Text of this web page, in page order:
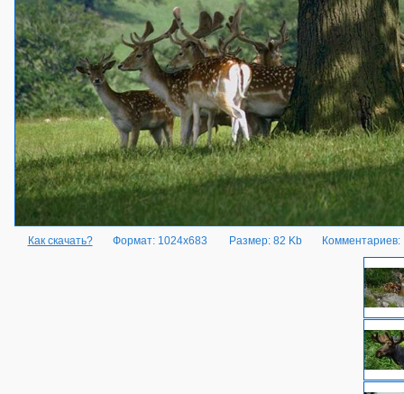
Как скачать? Формат: 1024x683 Размер: 82 Kb Комментариев: